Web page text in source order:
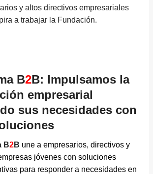
y altos directivos empresariales
a trabajar la Fundación.
B2B: Impulsamos la
empresarial
sus necesidades con
B2B une a empresarios, directivos y
jóvenes con soluciones
para responder a necesidades en